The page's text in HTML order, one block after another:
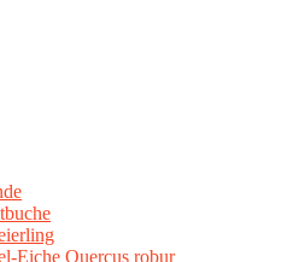
Eiche Quercus robur